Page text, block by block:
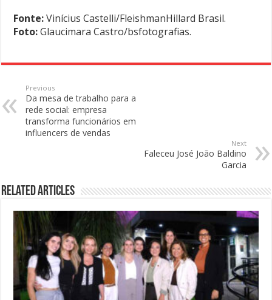
Fonte:Vinícius Castelli/FleishmanHillard Brasil.
Foto:Glaucimara Castro/bsfotografias.
Previous
Da mesa de trabalho para a
rede social: empresa
transforma funcionários em
influencers de vendas
Next
Faleceu José João Baldino
Garcia
Related Articles